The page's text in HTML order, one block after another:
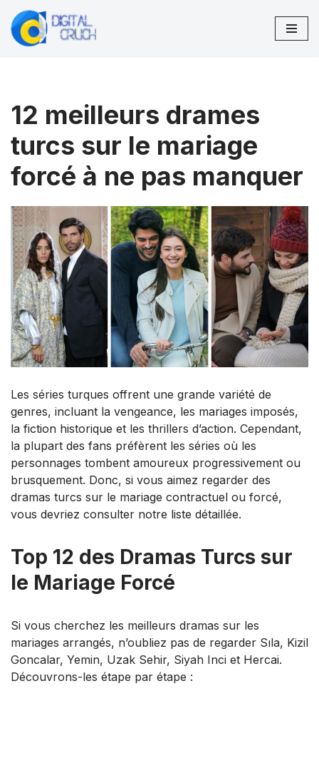
Aller
12 meilleurs drames
turcs sur le mariage
forcé à ne pas manquer
Les séries turques offrent une grande variété de
genres, incluant la vengeance, les mariages imposés,
la fiction historique et les thrillers d’action. Cependant,
la plupart des fans préfèrent les séries où les
personnages tombent amoureux progressivement ou
brusquement. Donc, si vous aimez regarder des
dramas turcs sur le mariage contractuel ou forcé,
vous devriez consulter notre liste détaillée.
Top 12 des Dramas Turcs sur
le Mariage Forcé
Si vous cherchez les meilleurs dramas sur les
mariages arrangés, n’oubliez pas de regarder Sıla, Kizil
Goncalar, Yemin, Uzak Sehir, Siyah Inci et Hercai.
Découvrons-les étape par étape :